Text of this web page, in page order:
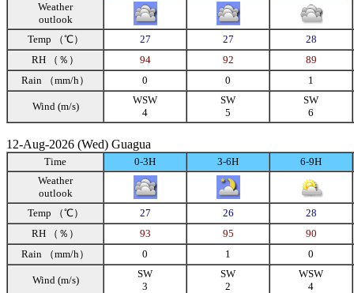
Weather
outlook
Temp （℃）
27 27
28
RH （％）
94 92
89
Rain （mm/h）
0 0 1
Wind (m/s)
WSW
4
SW
5
SW
6
12-Aug-2026 (Wed) Guagua
Time 0-3H 3-6H
6-9H
Weather
outlook
Temp （℃）
27 26
28
RH （％）
93 95
90
Rain （mm/h）
0 1 0
Wind (m/s)
SW
3
SW
2
WSW
4